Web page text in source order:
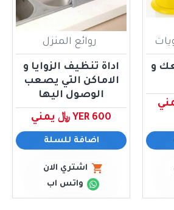
و
روائع المنزل
اداة تنظيف الزوايا و
الاماكن التي يصعب
الوصول اليها
YER 600 ﷼ يمني
اضافة للسلة
اشتري الان
واتس اب